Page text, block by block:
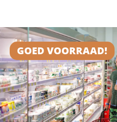
GOED VOORRAAD!